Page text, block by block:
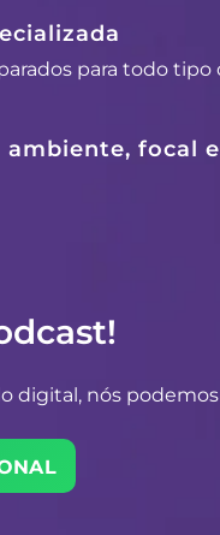
para todo tipo
focal e
digital, nós